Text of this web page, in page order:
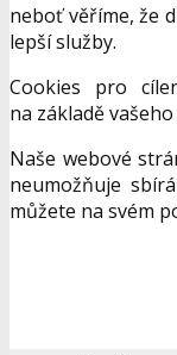
neboť věříme, že
lepší služby.
Cookies pro
na základě
Naše webové
neumožňuje
můžete na svém